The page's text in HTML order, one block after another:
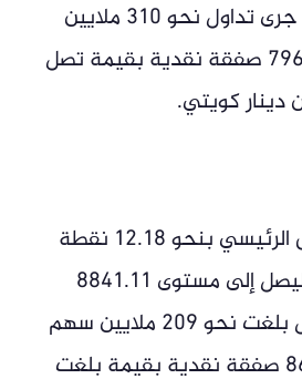
8733.72 نقطة، إذ جرى تداول نحو 310 ملايين
سهم عبر 21 ألفا و796 صفقة نقدية بقيمة تصل
وارتفع مؤشر السوق الرئيسي بنحو 12.18 نقطة
بما نسبته 0.14% ليصل إلى مستوى 8841.11
نقطة، بكمية تداول بلغت نحو 209 ملايين سهم
من خلال 13 ألفا و86 صفقة نقدية بقيمة بلغت